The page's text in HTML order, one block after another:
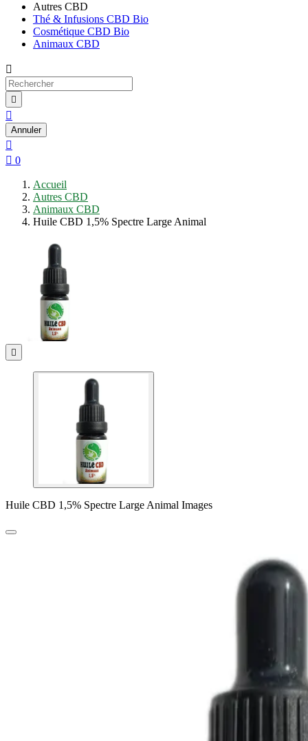
Autres CBD
Thé & Infusions CBD Bio
Cosmétique CBD Bio
Animaux CBD



Annuler

 0
Accueil
Autres CBD
Animaux CBD
Huile CBD 1,5% Spectre Large Animal

Huile CBD 1,5% Spectre Large Animal Images